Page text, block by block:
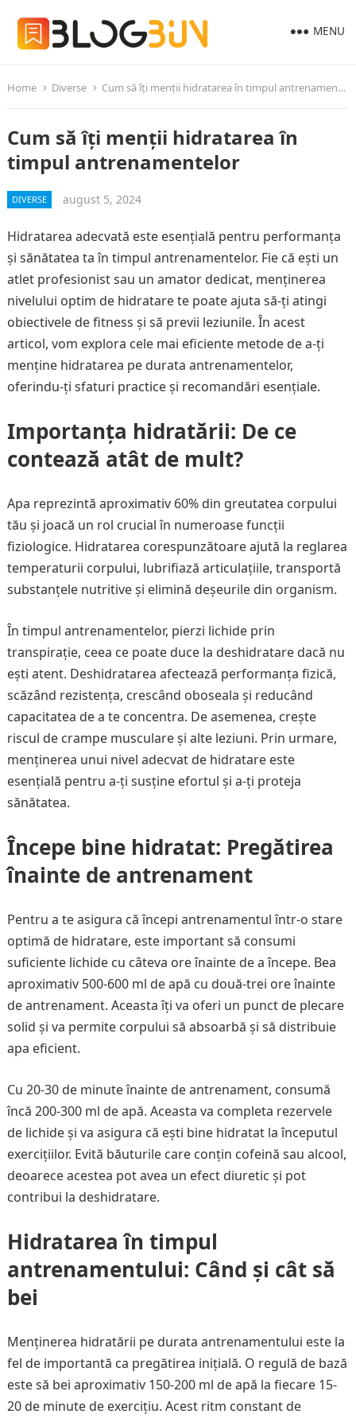
MENU
Home Diverse Cum să îți menții hidratarea în timpul antrenamentelor
Cum să îți menții hidratarea în
timpul antrenamentelor
DIVERSE august 5, 2024
Hidratarea adecvată este esențială pentru performanța
și sănătatea ta în timpul antrenamentelor. Fie că ești un
atlet profesionist sau un amator dedicat, menținerea
nivelului optim de hidratare te poate ajuta să-ți atingi
obiectivele de fitness și să previi leziunile. În acest
articol, vom explora cele mai eficiente metode de a-ți
menține hidratarea pe durata antrenamentelor,
oferindu-ți sfaturi practice și recomandări esențiale.
Importanța hidratării: De ce
contează atât de mult?
Apa reprezintă aproximativ 60% din greutatea corpului
tău și joacă un rol crucial în numeroase funcții
fiziologice. Hidratarea corespunzătoare ajută la reglarea
temperaturii corpului, lubrifiază articulațiile, transportă
substanțele nutritive și elimină deșeurile din organism.
În timpul antrenamentelor, pierzi lichide prin
transpirație, ceea ce poate duce la deshidratare dacă nu
ești atent. Deshidratarea afectează performanța fizică,
scăzând rezistența, crescând oboseala și reducând
capacitatea de a te concentra. De asemenea, crește
riscul de crampe musculare și alte leziuni. Prin urmare,
menținerea unui nivel adecvat de hidratare este
esențială pentru a-ți susține efortul și a-ți proteja
sănătatea.
Începe bine hidratat: Pregătirea
înainte de antrenament
Pentru a te asigura că începi antrenamentul într-o stare
optimă de hidratare, este important să consumi
suficiente lichide cu câteva ore înainte de a începe. Bea
aproximativ 500-600 ml de apă cu două-trei ore înainte
de antrenament. Aceasta îți va oferi un punct de plecare
solid și va permite corpului să absoarbă și să distribuie
apa eficient.
Cu 20-30 de minute înainte de antrenament, consumă
încă 200-300 ml de apă. Aceasta va completa rezervele
de lichide și va asigura că ești bine hidratat la începutul
exercițiilor. Evită băuturile care conțin cofeină sau alcool,
deoarece acestea pot avea un efect diuretic și pot
contribui la deshidratare.
Hidratarea în timpul
antrenamentului: Când și cât să
bei
Menținerea hidratării pe durata antrenamentului este la
fel de importantă ca pregătirea inițială. O regulă de bază
este să bei aproximativ 150-200 ml de apă la fiecare 15-
20 de minute de exercițiu. Acest ritm constant de